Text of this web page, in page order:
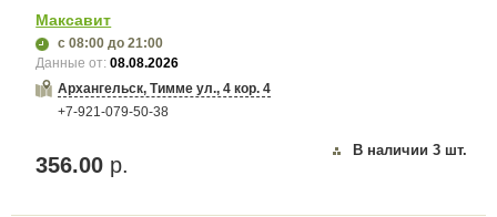
Максавит
с 08:00 до 21:00
Данные от:08.08.2026
Архангельск, Тимме ул., 4 кор. 4
+7-921-079-50-38
356.00 р.
В наличии 3 шт.